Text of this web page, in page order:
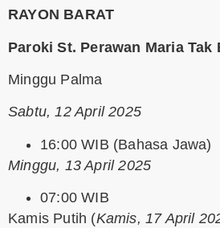
RAYON BARAT
Paroki St. Perawan Maria Tak
Minggu Palma
Sabtu, 12 April 2025
16:00 WIB (Bahasa Jawa)
Minggu, 13 April 2025
07:00 WIB
Kamis Putih (Kamis, 17 April